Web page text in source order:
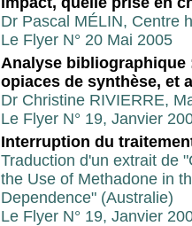
Dr Pascal MÉLIN, Centre
Le Flyer N° 20 Mai 2005
Analyse bibliographique
opiaces de synthèse, et
Dr Christine RIVIERRE,
Le Flyer N° 19, Janvier
Interruption du
Traduction d'un extrait de
the Use of Methadone in
Dependence" (Australie)
Le Flyer N° 19, Janvier